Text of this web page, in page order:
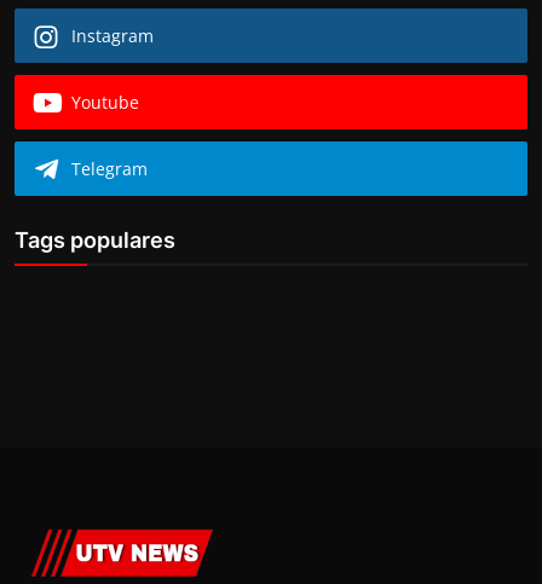
Instagram
Youtube
Telegram
Tags populares